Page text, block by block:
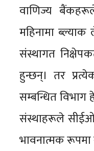
वाणिज्य
महिनामा
संस्थागत
हुन्छन्। तर
सम्बन्धित विभाग
संस्थाहरूले
भावनात्मक